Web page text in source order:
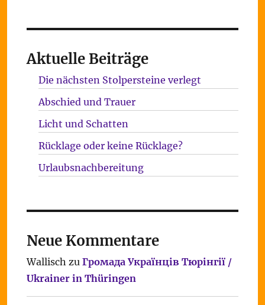
Aktuelle Beiträge
Die nächsten Stolpersteine verlegt
Abschied und Trauer
Licht und Schatten
Rücklage oder keine Rücklage?
Urlaubsnachbereitung
Neue Kommentare
Wallisch zu Громада Українців Тюрінгії /
Ukrainer in Thüringen